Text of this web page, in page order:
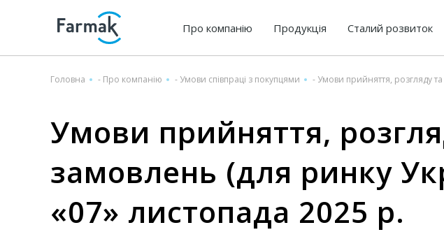
Про компанію Продукція Сталий розвиток
Головна - Про компанію - Умови співпраці з покупцями - Умови прийняття, розгляду
Умови прийняття,
замовлень (для ринку
«07» листопада 2025 р.